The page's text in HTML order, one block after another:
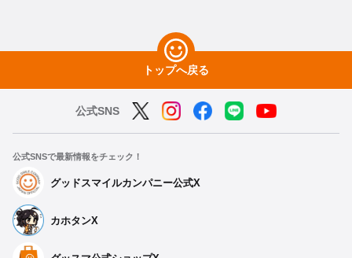
トップへ戻る
公式SNS
公式SNSで最新情報をチェック！
グッドスマイルカンパニー公式X
カホタンX